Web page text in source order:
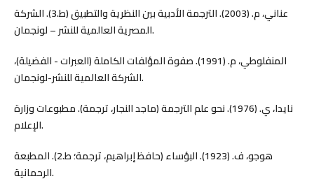
عناني، م. (2003). الترجمة الأدبية بين النظرية والتطبيق (ط.3). الشركة
المصرية العالمية للنشر – لونجمان.
المنفلوطي، م. (1991). صفوة المؤلفات الكاملة (العبرات - الفضيلة)،
الشركة العالمية للنشر-لونجمان.
نايدا، ي. (1976). نحو علم الترجمة (ماجد النجار، ترجمة). مطبوعات وزارة
الإعلام.
هوجو، ف. (1923). البؤساء (حافظ إبراهيم، ترجمة؛ ط.2). المطبعة
الرحمانية.